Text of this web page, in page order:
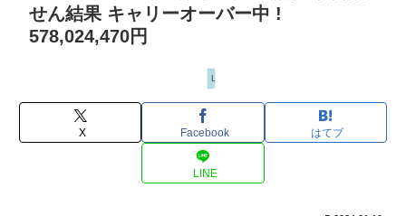
せん結果 キャリーオーバー中 !
578,024,470円
Loto
X Facebook はてブ
LINE